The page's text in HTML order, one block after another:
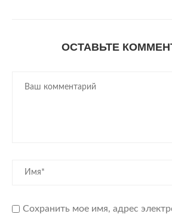
ОСТАВЬТЕ
Сохранить мое имя, адрес